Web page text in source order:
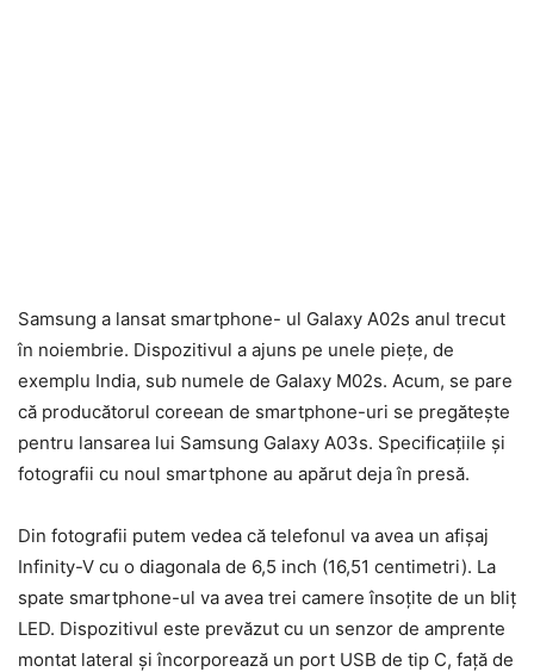
Samsung a lansat smartphone- ul Galaxy A02s anul trecut
în noiembrie. Dispozitivul a ajuns pe unele piețe, de
exemplu India, sub numele de Galaxy M02s. Acum, se pare
că producătorul coreean de smartphone-uri se pregătește
pentru lansarea lui Samsung Galaxy A03s. Specificațiile și
fotografii cu noul smartphone au apărut deja în presă.
Din fotografii putem vedea că telefonul va avea un afișaj
Infinity-V cu o diagonala de 6,5 inch (16,51 centimetri). La
spate smartphone-ul va avea trei camere însoțite de un bliț
LED. Dispozitivul este prevăzut cu un senzor de amprente
montat lateral și încorporează un port USB de tip C, față de